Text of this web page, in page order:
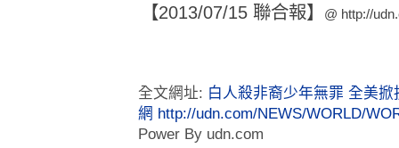
【2013/07/15 聯合報】 @ http://
全文網址: 白人殺非裔少年無罪 全美
網 http://udn.com/NEWS/WORLD/
Power By udn.com